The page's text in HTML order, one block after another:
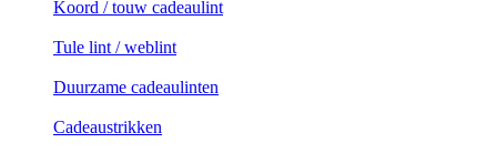
Koord / touw cadeaulint
Tule lint / weblint
Duurzame cadeaulinten
Cadeaustrikken